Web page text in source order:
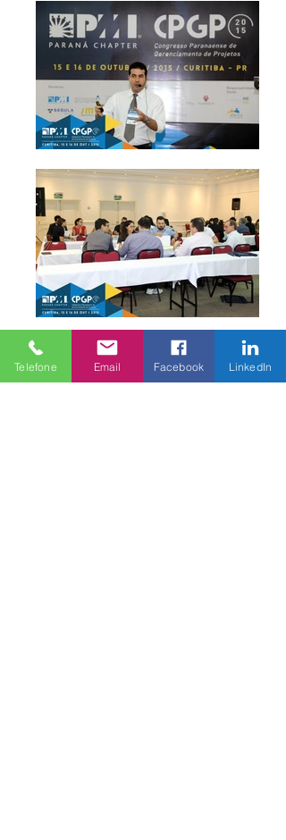
Telefone Email Facebook LinkedIn